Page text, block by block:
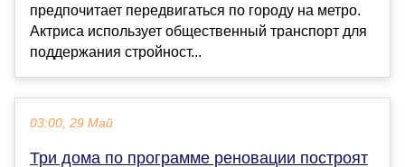
предпочитает передвигаться по городу на метро.
Актриса использует общественный транспорт для
поддержания стройност...
03:00, 29 Май
Три дома по программе реновации построят